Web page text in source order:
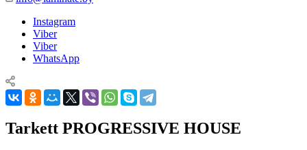
Instagram
Viber
Viber
WhatsApp
Tarkett PROGRESSIVE HOUSE